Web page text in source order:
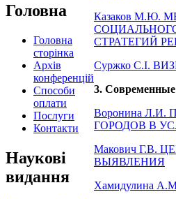
Головна
Головна
сторінка
Архів
конференцій
Способи
оплати
Послуги
Контакти
Наукові
видання
Казаков
СТРАТЕГИЙ
Суржко С.І.
3. Современные
Воронина
ГОРОДОВ В
Макович Г.В.
ВЫЯВЛЕНИЯ
Хамидулина